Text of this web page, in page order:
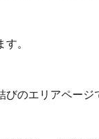
。
のエリアページ